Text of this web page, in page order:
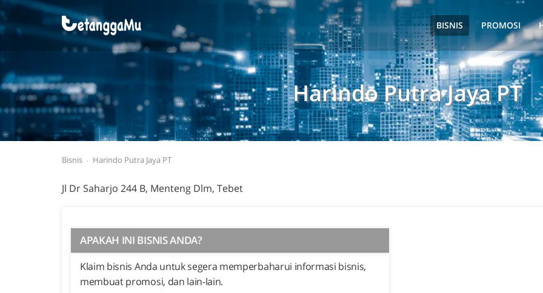
BISNIS PROMOSI
Harindo Putra Jaya PT
Bisnis Harindo Putra Jaya PT
Jl Dr Saharjo 244 B, Menteng Dlm, Tebet
APAKAH INI BISNIS ANDA?
Klaim bisnis Anda untuk segera memperbaharui informasi bisnis,
membuat promosi, dan lain-lain.